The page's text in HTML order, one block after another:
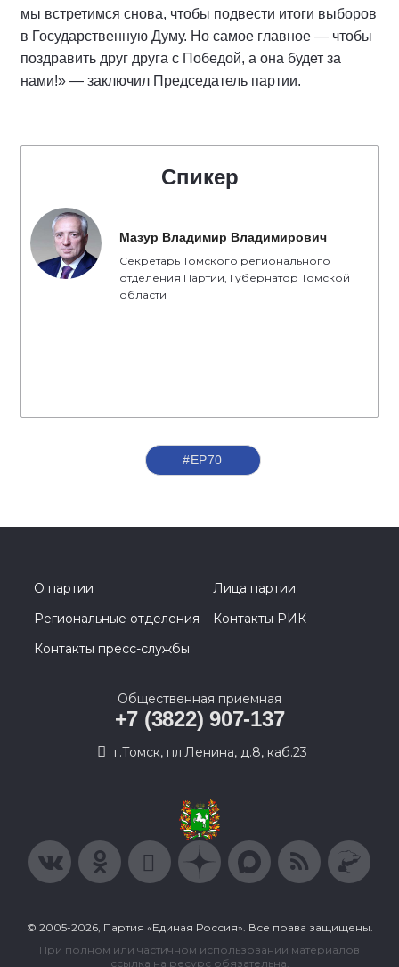
мы встретимся снова, чтобы подвести итоги выборов
в Государственную Думу. Но самое главное — чтобы
поздравить друг друга с Победой, а она будет за
нами!» — заключил Председатель партии.
Спикер
Мазур Владимир Владимирович
Секретарь Томского регионального
отделения Партии, Губернатор Томской
области
#ЕР70
О партии
Лица партии
Региональные отделения
Контакты РИК
Контакты пресс-службы
Общественная приемная
+7 (3822) 907-137
г.Томск, пл.Ленина, д.8, каб.23
© 2005-2026, Партия «Единая Россия». Все права защищены.
При полном или частичном использовании материалов
ссылка на ресурс обязательна.